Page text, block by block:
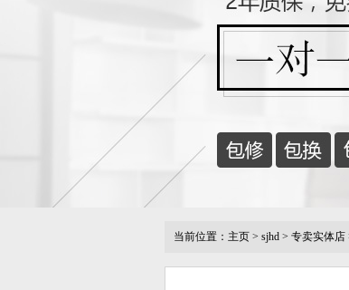
当前位置： 主页 > sjhd > 专卖实体店